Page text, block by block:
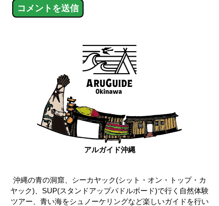
アルガイド沖縄
沖縄の青の洞窟、シーカヤック(シット・オン・トップ・カ
ヤック)、SUP(スタンドアップパドルボード)で行く自然体験
ツアー、青い海をシュノーケリングなど楽しいガイドを行い